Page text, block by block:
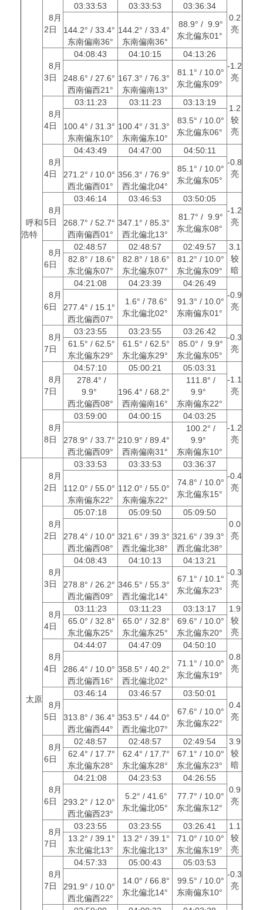
呼和
浩特
8月
2日
03:33:53 03:33:53
03:36:34
0.2
亮
144.2° / 33.4°
东南偏南36°
144.2° / 33.4°
东南偏南36°
88.9° / 9.9°
东北偏东01°
8月
3日
04:08:43 04:10:15
04:13:26
-1.2
亮
248.6° / 27.6°
西南偏西21°
167.3° / 76.3°
东南偏南13°
81.1° / 10.0°
东北偏东09°
8月
4日
03:11:23 03:11:23 03:13:19
1.2
较
亮
100.4° / 31.3°
东南偏东10°
100.4° / 31.3°
东南偏东10°
83.5° / 10.0°
东北偏东06°
8月
4日
04:43:49 04:47:00
04:50:11
-0.8
亮
271.2° / 10.0°
西北偏西01°
356.3° / 76.9°
西北偏北04°
85.1° / 10.0°
东北偏东05°
8月
5日
03:46:14 03:46:53
03:50:05
-1.2
亮
268.7° / 52.7°
西南偏西01°
347.1° / 85.3°
西北偏北13°
81.7° / 9.9°
东北偏东08°
8月
6日
02:48:57 02:48:57 02:49:57
3.1
较
暗
82.8° / 18.6°
东北偏东07°
82.8° / 18.6°
东北偏东07°
81.2° / 10.0°
东北偏东09°
8月
6日
04:21:08 04:23:39
04:26:49
-0.9
亮
277.4° / 15.1°
西北偏西07°
1.6° / 78.6°
东北偏北02°
91.3° / 10.0°
东南偏东01°
8月
7日
03:23:55 03:23:55 03:26:42
-0.3
亮
61.5° / 62.5°
东北偏东29°
61.5° / 62.5°
东北偏东29°
85.0° / 9.9°
东北偏东05°
8月
7日
04:57:10 05:00:21
05:03:31
-1.1
亮
278.4° /
9.9°
西北偏西08°
196.4° / 68.2°
西南偏南16°
111.8° /
9.9°
东南偏东22°
8月
8日
03:59:00 04:00:15
04:03:25
-1.2
亮
278.9° / 33.7°
西北偏西09°
210.9° / 89.4°
西南偏南31°
100.2° /
9.9°
东南偏东10°
太原
8月
2日
03:33:53 03:33:53
03:36:37
-0.4
亮
112.0° / 55.0°
东南偏东22°
112.0° / 55.0°
东南偏东22°
74.8° / 10.0°
东北偏东15°
8月
2日
05:07:18 05:09:50
05:09:50
0.0
亮
278.4° / 10.0°
西北偏西08°
321.6° / 39.3°
西北偏北38°
321.6° / 39.3°
西北偏北38°
8月
3日
04:08:43 04:10:13
04:13:21
-0.3
亮
278.8° / 26.2°
西北偏西09°
346.5° / 55.3°
西北偏北14°
67.1° / 10.1°
东北偏东23°
8月
4日
03:11:23 03:11:23 03:13:17
1.9
较
亮
65.0° / 32.8°
东北偏东25°
65.0° / 32.8°
东北偏东25°
69.6° / 10.0°
东北偏东20°
8月
4日
04:44:07 04:47:09
04:50:10
0.8
亮
286.4° / 10.0°
西北偏西16°
358.5° / 40.2°
西北偏北02°
71.1° / 10.0°
东北偏东19°
8月
5日
03:46:14 03:46:57
03:50:01
0.4
亮
313.8° / 36.4°
西北偏西44°
353.5° / 44.0°
西北偏北07°
67.6° / 10.0°
东北偏东22°
8月
6日
02:48:57 02:48:57 02:49:54
3.9
较
暗
62.4° / 17.7°
东北偏东28°
62.4° / 17.7°
东北偏东28°
67.1° / 10.0°
东北偏东23°
8月
6日
04:21:08 04:23:53
04:26:55
0.9
亮
293.2° / 12.0°
西北偏西23°
5.2° / 41.6°
东北偏北05°
77.7° / 10.0°
东北偏东12°
8月
7日
03:23:55 03:23:55 03:26:41
1.1
较
亮
13.2° / 39.1°
东北偏北13°
13.2° / 39.1°
东北偏北13°
71.0° / 10.0°
东北偏东19°
8月
7日
04:57:33 05:00:43
05:03:53
-0.3
亮
291.9° / 10.0°
西北偏西22°
14.0° / 66.8°
东北偏北14°
99.5° / 10.0°
东南偏东10°